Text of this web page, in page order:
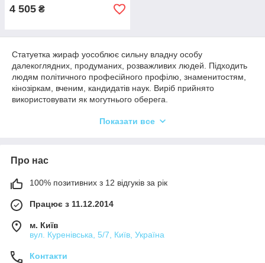
4 505 ₴
Статуетка жираф уособлює сильну владну особу
далекоглядних, продуманих, розважливих людей. Підходить
людям політичного професійного профілю, знаменитостям,
кінозіркам, вченим, кандидатів наук. Виріб прийнято
використовувати як могутнього оберега.
показник у навчанні? Замовте функціональний, модний
Статуетку жирафа купити в Києві на svit-podarunkiv.ua вийде
вигідно і недорого!
Статуетки жирафів: що означають
фігурки з порцеляни
Каталог розбитий на категорії, що скорочують час вибору
Показати все
Про нас
100% позитивних з 12 відгуків за рік
Працює з 11.12.2014
м. Київ
вул. Куренівська, 5/7, Київ, Україна
Контакти